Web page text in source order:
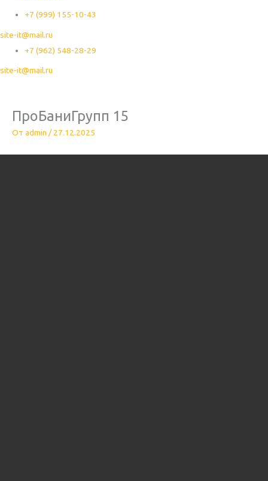
+7 (999) 155-10-43
site-it@mail.ru
+7 (962) 548-28-29
site-it@mail.ru
ПроБаниГрупп 15
От admin /27.12.2025